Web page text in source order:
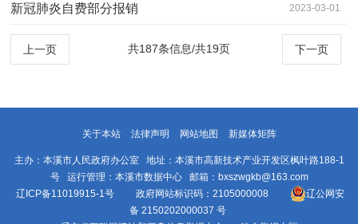
新冠肺炎自费部分报销 2023-03-01
上一页 下一页
共187条信息/共19页
关于本站 法律声明 网站地图 新媒体矩阵
主办：本溪市人民政府办公室 地址：本溪市高新技术产业开发区枫叶路188-1
号 运行管理：本溪市数据中心 邮箱：bxszwgkb@163.com
辽ICP备11019915-1号 政府网站标识码：2105000008
辽公网安
备 2150202000037 号